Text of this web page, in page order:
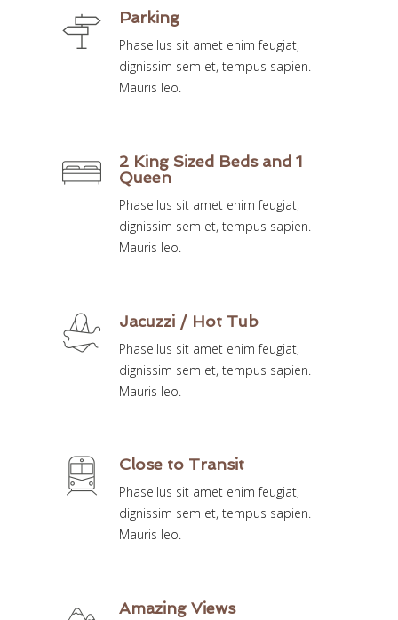
Parking
Phasellus sit amet enim feugiat,
dignissim sem et, tempus sapien.
Mauris leo.
2 King Sized Beds and 1
Queen
Phasellus sit amet enim feugiat,
dignissim sem et, tempus sapien.
Mauris leo.
Jacuzzi / Hot Tub
Phasellus sit amet enim feugiat,
dignissim sem et, tempus sapien.
Mauris leo.
Close to Transit
Phasellus sit amet enim feugiat,
dignissim sem et, tempus sapien.
Mauris leo.
Amazing Views